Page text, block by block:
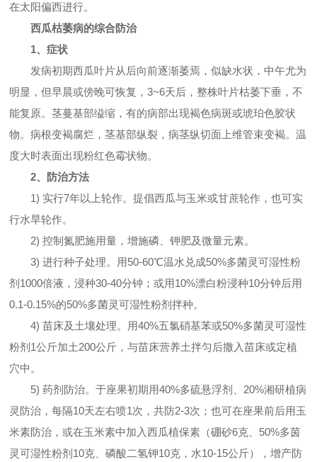
在太阳偏西进行。
西瓜枯萎病的综合防治
1、症状
发病初期西瓜叶片从后向前逐渐萎焉，似缺水状，中午尤为
明显，但早晨或傍晚可恢复，3~6天后，整株叶片枯萎下垂，不
能复原。茎蔓基部缢缩，有的病部出现褐色病斑或琥珀色胶状
物。病根变褐腐烂，茎基部纵裂，病茎纵切面上维管束变褐。温
度大时表面出现粉红色霉状物。
2、防治方法
1) 实行7年以上轮作。提倡西瓜与玉米或甘蔗轮作，也可实
行水旱轮作。
2) 控制氮肥施用量，增施磷、钾肥及微量元素。
3) 进行种子处理。用50-60℃温水兑成50%多菌灵可湿性粉
剂1000倍液，浸种30-40分钟；或用10%漂白粉浸种10分钟后用
0.1-0.15%的50%多菌灵可湿性粉剂拌种。
4) 苗床及土壤处理。用40%五氯硝基苯或50%多菌灵可湿性
粉剂1公斤加土200公斤，与苗床营养土拌匀后撒入苗床或定植
穴中。
5) 药剂防治。于座果初期用40%多硫悬浮剂、20%湘研植病
灵防治，每隔10天左右喷1次，共防2-3次；也可在座果前后用玉
米素防治，或在玉米素中加入西瓜植保素（硼砂6克、50%多茵
灵可湿性粉剂10克、磷酸二氢钾10克，水10-15公斤），增产防